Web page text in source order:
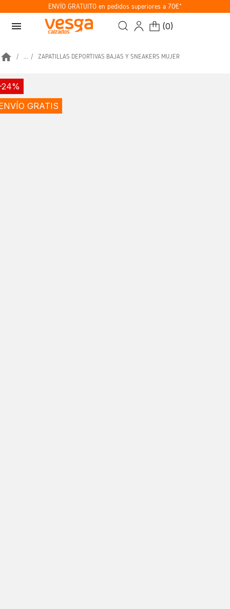
ENVÍO GRATUITO en pedidos superiores a 70€*
menu (0)
home ... ZAPATILLAS DEPORTIVAS BAJAS Y SNEAKERS MUJER
GRATIS